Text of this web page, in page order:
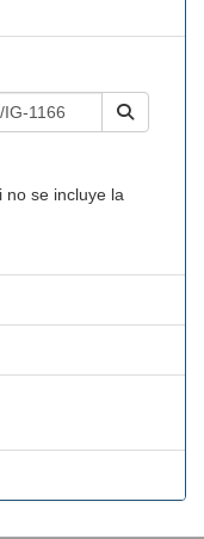
no se incluye la